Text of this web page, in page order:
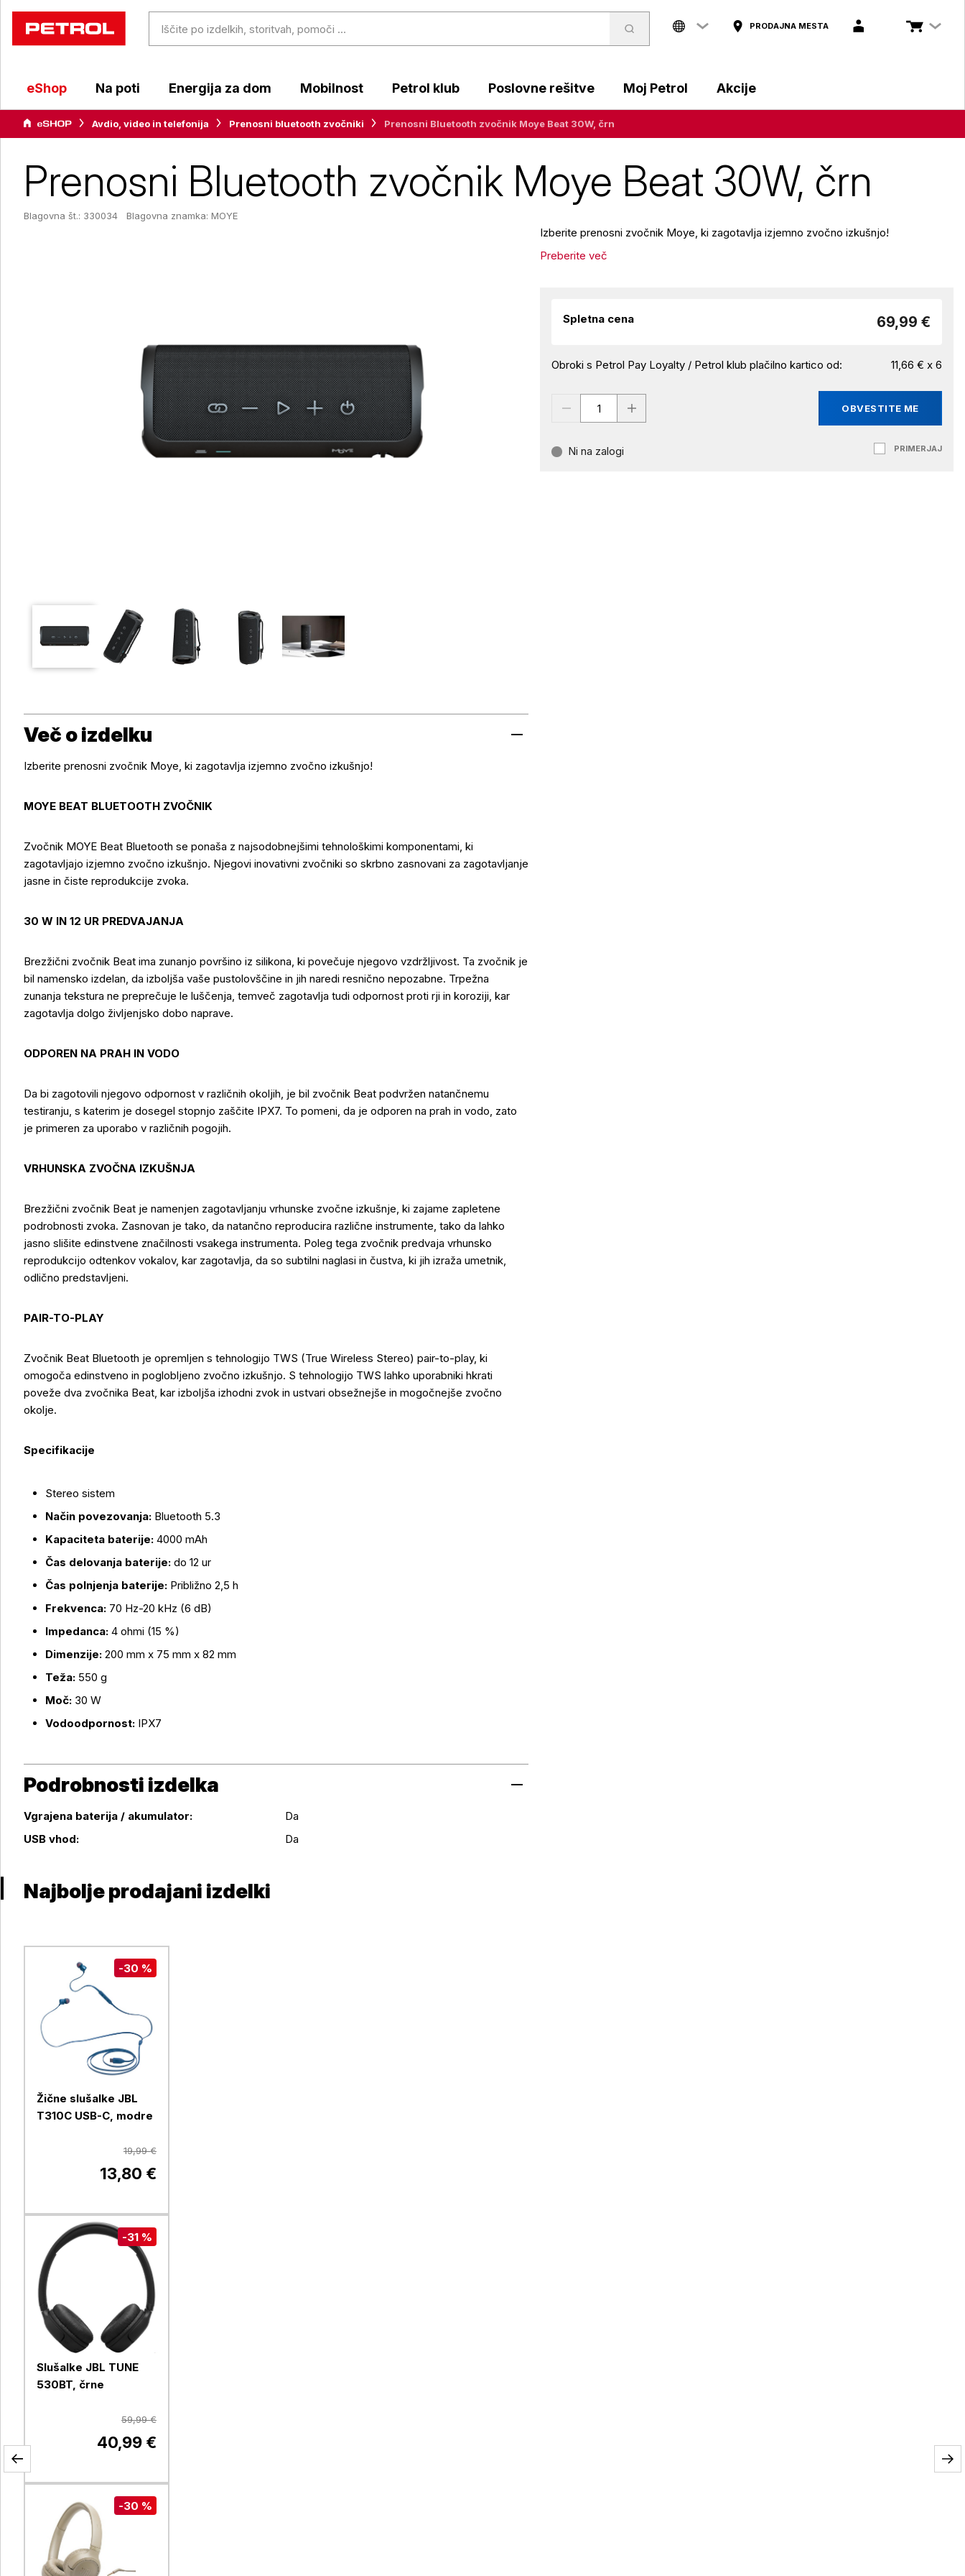
PRODAJNA MESTA
eShop Na poti Energija za dom Mobilnost Petrol klub Poslovne rešitve Moj Petrol Akcije
Avdio, video in telefonija Prenosni bluetooth zvočniki Prenosni Bluetooth zvočnik Moye Beat 30W, črn
Prenosni Bluetooth zvočnik Moye Beat 30W, črn
Blagovna št.: 330034 Blagovna znamka: MOYE
Izberite prenosni zvočnik Moye, ki zagotavlja izjemno zvočno izkušnjo!
Preberite več
Spletna cena 69,99 €
Obroki s Petrol Pay Loyalty / Petrol klub plačilno kartico od: 11,66 € x 6
OBVESTITE ME
Ni na zalogi PRIMERJAJ
Več o izdelku
Več o izdelku
Izberite prenosni zvočnik Moye, ki zagotavlja izjemno zvočno izkušnjo!
MOYE BEAT BLUETOOTH ZVOČNIK
Zvočnik MOYE Beat Bluetooth se ponaša z najsodobnejšimi tehnološkimi komponentami, ki
zagotavljajo izjemno zvočno izkušnjo. Njegovi inovativni zvočniki so skrbno zasnovani za zagotavljanje
jasne in čiste reprodukcije zvoka.
30 W IN 12 UR PREDVAJANJA
Brezžični zvočnik Beat ima zunanjo površino iz silikona, ki povečuje njegovo vzdržljivost. Ta zvočnik je
bil namensko izdelan, da izboljša vaše pustolovščine in jih naredi resnično nepozabne. Trpežna
zunanja tekstura ne preprečuje le luščenja, temveč zagotavlja tudi odpornost proti rji in koroziji, kar
zagotavlja dolgo življenjsko dobo naprave.
ODPOREN NA PRAH IN VODO
Da bi zagotovili njegovo odpornost v različnih okoljih, je bil zvočnik Beat podvržen natančnemu
testiranju, s katerim je dosegel stopnjo zaščite IPX7. To pomeni, da je odporen na prah in vodo, zato
je primeren za uporabo v različnih pogojih.
VRHUNSKA ZVOČNA IZKUŠNJA
Brezžični zvočnik Beat je namenjen zagotavljanju vrhunske zvočne izkušnje, ki zajame zapletene
podrobnosti zvoka. Zasnovan je tako, da natančno reproducira različne instrumente, tako da lahko
jasno slišite edinstvene značilnosti vsakega instrumenta. Poleg tega zvočnik predvaja vrhunsko
reprodukcijo odtenkov vokalov, kar zagotavlja, da so subtilni naglasi in čustva, ki jih izraža umetnik,
odlično predstavljeni.
PAIR-TO-PLAY
Zvočnik Beat Bluetooth je opremljen s tehnologijo TWS (True Wireless Stereo) pair-to-play, ki
omogoča edinstveno in poglobljeno zvočno izkušnjo. S tehnologijo TWS lahko uporabniki hkrati
poveže dva zvočnika Beat, kar izboljša izhodni zvok in ustvari obsežnejše in mogočnejše zvočno
okolje.
Specifikacije
Stereo sistem
Način povezovanja: Bluetooth 5.3
Kapaciteta baterije: 4000 mAh
Čas delovanja baterije: do 12 ur
Čas polnjenja baterije: Približno 2,5 h
Frekvenca: 70 Hz-20 kHz (6 dB)
Impedanca: 4 ohmi (15 %)
Dimenzije: 200 mm x 75 mm x 82 mm
Teža: 550 g
Moč: 30 W
Vodoodpornost: IPX7
Podrobnosti izdelka
Podrobnosti izdelka
Vgrajena baterija / akumulator:
Da
USB vhod:
Da
Najbolje prodajani izdelki
-30 %
Žične slušalke JBL
T310C USB-C, modre
19,99 €
13,80 €
-31 %
Slušalke JBL TUNE
530BT, črne
59,99 €
40,99 €
-30 %